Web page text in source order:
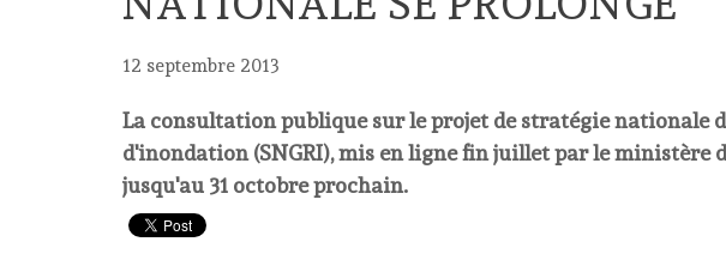
12 septembre 2013
La consultation publique sur le projet de stratégie nationale
d'inondation (SNGRI), mis en ligne fin juillet par le ministère
jusqu'au 31 octobre prochain.